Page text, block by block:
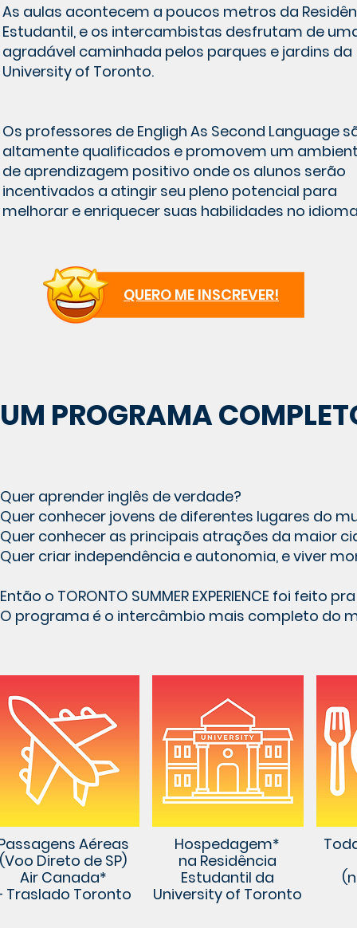
As aulas acontecem a poucos metros da
Estudantil, e os intercambistas desfrutam de
agradável caminhada pelos parques e jardins da
University of Toronto.
Os professores de Engligh As Second Language
altamente qualificados e promovem um
de aprendizagem positivo onde os alunos serão
incentivados a atingir seu pleno potencial para
melhorar e enriquecer suas habilidades no
QUERO ME INSCREVER!
UM PROGRAMA
Quer aprender inglês de verdade?
Quer conhecer jovens de diferentes lugares do
Quer conhecer as principais atrações da maior
Quer criar independência e autonomia, e viver
Então o TORONTO SUMMER EXPERIENCE foi feito
O programa é o intercâmbio mais completo do
Aéreas
(Voo Direto de SP)
Air Canada*
Traslado Toronto
Hospedagem*
na Residência
Estudantil da
University of Toronto